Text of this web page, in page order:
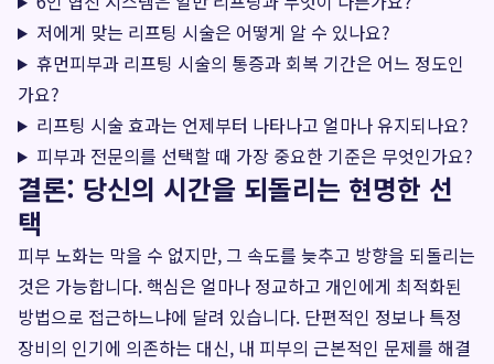
저에게 맞는 리프팅 시술은 어떻게 알 수 있나요?
휴먼피부과 리프팅 시술의 통증과 회복 기간은 어느 정도인
가요?
리프팅 시술 효과는 언제부터 나타나고 얼마나 유지되나요?
피부과 전문의를 선택할 때 가장 중요한 기준은 무엇인가요?
결론: 당신의 시간을 되돌리는 현명한 선
택
피부 노화는 막을 수 없지만, 그 속도를 늦추고 방향을 되돌리는
것은 가능합니다. 핵심은 얼마나 정교하고 개인에게 최적화된
방법으로 접근하느냐에 달려 있습니다. 단편적인 정보나 특정
장비의 인기에 의존하는 대신, 내 피부의 근본적인 문제를 해결